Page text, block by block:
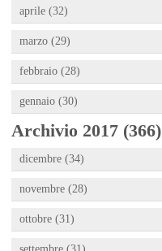
aprile (32)
marzo (29)
febbraio (28)
gennaio (30)
Archivio 2017 (366)
dicembre (34)
novembre (28)
ottobre (31)